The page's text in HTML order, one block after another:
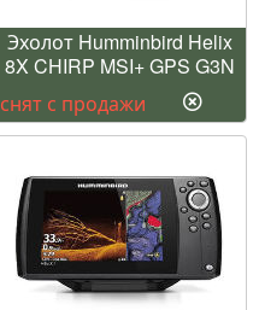
Эхолот Humminbird Helix
8X CHIRP MSI+ GPS G3N
снят с продажи